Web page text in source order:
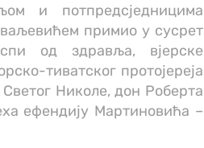
и потпредсједницима
примио у сусрет
од здравља, вјерске
тиватског протојереја
Николе, дон Роберта
ефендију Мартиновића –